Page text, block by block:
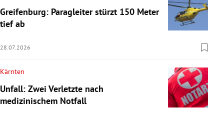
Greifenburg: Paragleiter stürzt 150 Meter
tief ab
28.07.2026
Kärnten
Unfall: Zwei Verletzte nach
medizinischem Notfall